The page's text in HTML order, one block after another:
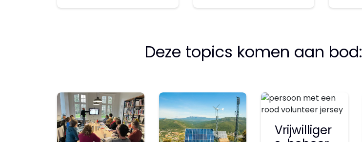
Deze topics komen aan bod:
Vrijwilliger